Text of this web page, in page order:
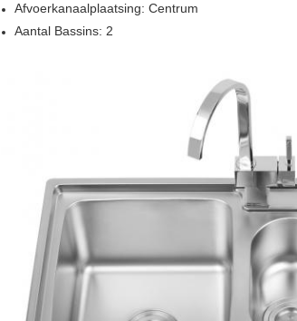
Afvoerkanaalplaatsing: Centrum
Aantal Bassins: 2